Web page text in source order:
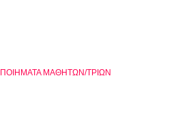
ΠΟΙΗΜΑΤΑ ΜΑΘΗΤΩΝ/ΤΡΙΩΝ